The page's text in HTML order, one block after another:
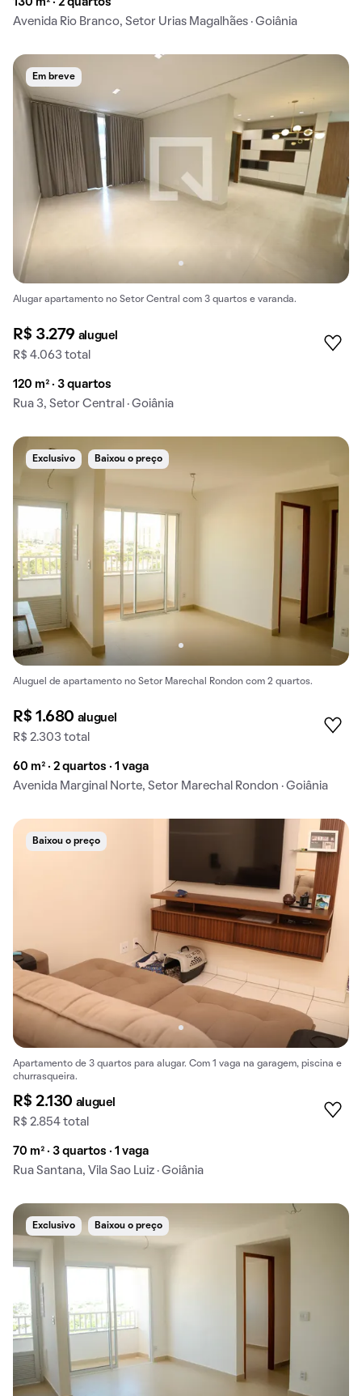
Avenida Rio Branco, Setor Urias Magalhães · Goiânia
Em breve
Alugar apartamento no Setor Central com 3 quartos e varanda.
R$ 3.279 aluguel
R$ 4.063 total
120 m² · 3 quartos
Rua 3, Setor Central · Goiânia
Exclusivo Baixou o preço
Aluguel de apartamento no Setor Marechal Rondon com 2 quartos.
R$ 1.680 aluguel
R$ 2.303 total
60 m² · 2 quartos · 1 vaga
Avenida Marginal Norte, Setor Marechal Rondon · Goiânia
Baixou o preço
Apartamento de 3 quartos para alugar. Com 1 vaga na garagem, piscina e
churrasqueira.
R$ 2.130 aluguel
R$ 2.854 total
70 m² · 3 quartos · 1 vaga
Rua Santana, Vila Sao Luiz · Goiânia
Exclusivo Baixou o preço